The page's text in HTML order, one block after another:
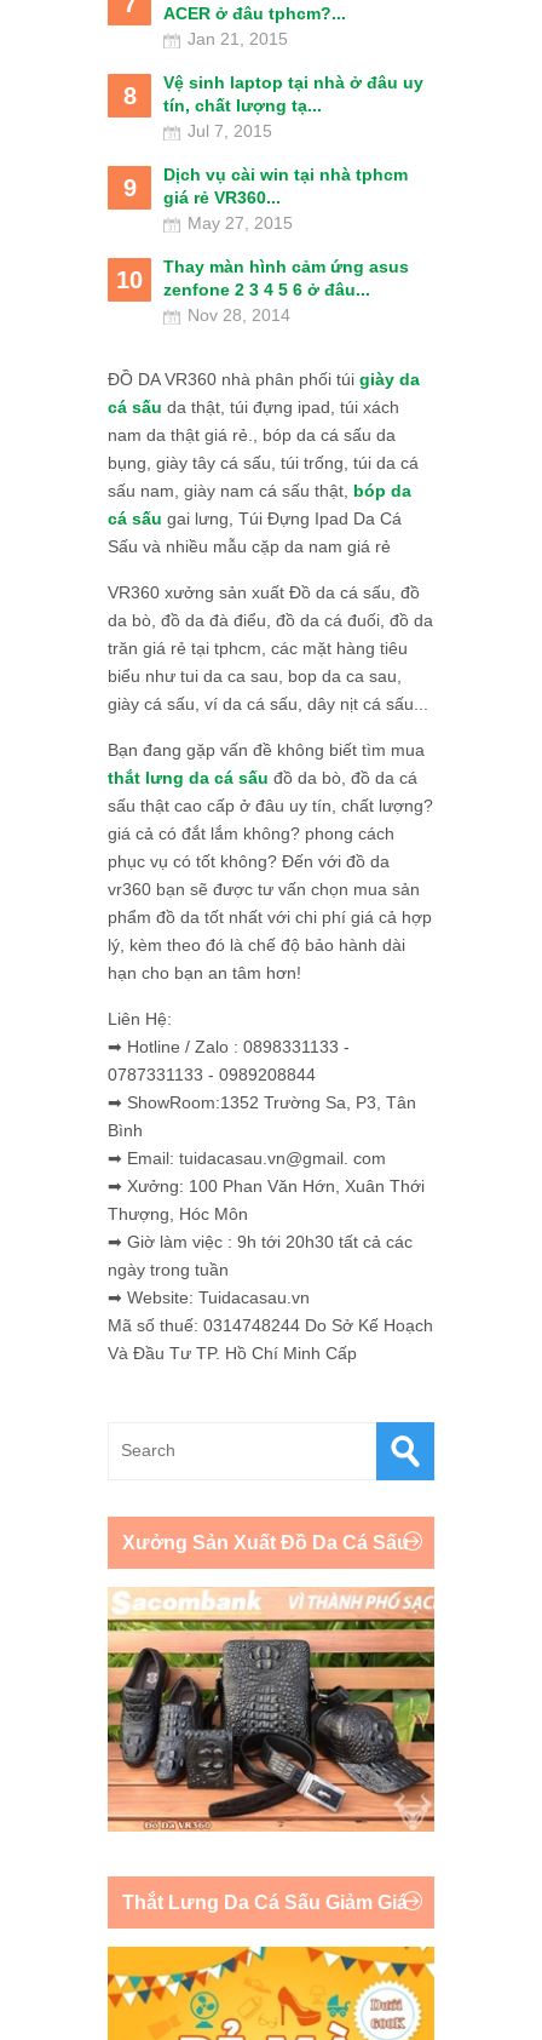
ACER ở đâu tphcm?...
Jan 21, 2015
8
Vệ sinh laptop tại nhà ở đâu uy
tín, chất lượng tạ...
Jul 7, 2015
9
Dịch vụ cài win tại nhà tphcm
giá rẻ VR360...
May 27, 2015
10
Thay màn hình cảm ứng asus
zenfone 2 3 4 5 6 ở đâu...
Nov 28, 2014
ĐỒ DA VR360 nhà phân phối túi giày da
cá sấu da thật, túi đựng ipad, túi xách
nam da thật giá rẻ., bóp da cá sấu da
bụng, giày tây cá sấu, túi trống, túi da cá
sấu nam, giày nam cá sấu thật, bóp da
cá sấu gai lưng, Túi Đựng Ipad Da Cá
Sấu và nhiều mẫu cặp da nam giá rẻ
VR360 xưởng sản xuất Đồ da cá sấu, đồ
da bò, đồ da đà điểu, đồ da cá đuối, đồ da
trăn giá rẻ tại tphcm, các mặt hàng tiêu
biểu như tui da ca sau, bop da ca sau,
giày cá sấu, ví da cá sấu, dây nịt cá sấu...
Bạn đang gặp vấn đề không biết tìm mua
thắt lưng da cá sấu đồ da bò, đồ da cá
sấu thật cao cấp ở đâu uy tín, chất lượng?
giá cả có đắt lắm không? phong cách
phục vụ có tốt không? Đến với đồ da
vr360 bạn sẽ được tư vấn chọn mua sản
phẩm đồ da tốt nhất với chi phí giá cả hợp
lý, kèm theo đó là chế độ bảo hành dài
hạn cho bạn an tâm hơn!
Liên Hệ:
➡ Hotline / Zalo : 0898331133 -
0787331133 - 0989208844
➡ ShowRoom:1352 Trường Sa, P3, Tân
Bình
➡ Email: tuidacasau.vn@gmail. com
➡ Xưởng: 100 Phan Văn Hớn, Xuân Thới
Thượng, Hóc Môn
➡ Giờ làm việc : 9h tới 20h30 tất cả các
ngày trong tuần
➡ Website: Tuidacasau.vn
Mã số thuế: 0314748244 Do Sở Kế Hoạch
Và Đầu Tư TP. Hồ Chí Minh Cấp
Xưởng Sản Xuất Đồ Da Cá Sấu
Thắt Lưng Da Cá Sấu Giảm Giá